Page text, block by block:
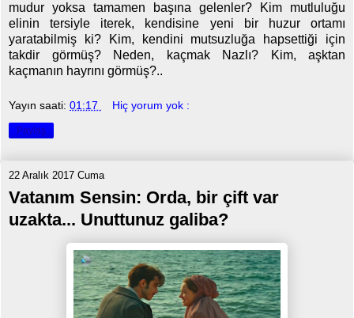
mudur yoksa tamamen başına gelenler? Kim mutluluğu
elinin tersiyle iterek, kendisine yeni bir huzur ortamı
yaratabilmiş ki? Kim, kendini mutsuzluğa hapsettiği için
takdir görmüş? Neden, kaçmak Nazlı? Kim, aşktan
kaçmanın hayrını görmüş?..
Yayın saati: 01:17 Hiç yorum yok :
Paylaş
22 Aralık 2017 Cuma
Vatanım Sensin: Orda, bir çift var
uzakta... Unuttunuz galiba?